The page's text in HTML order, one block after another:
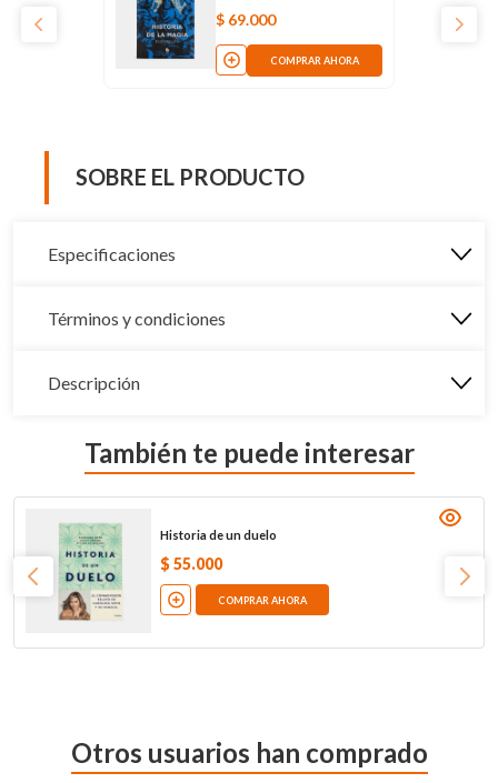
$ 69.000
COMPRAR AHORA
SOBRE EL PRODUCTO
Especificaciones
Términos y condiciones
Descripción
También te puede interesar
Historia de un duelo
$ 55.000
COMPRAR AHORA
Otros usuarios han comprado